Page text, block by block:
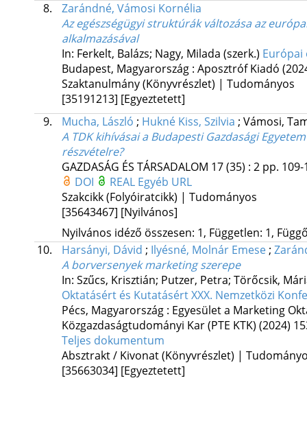
8.
Zarándné, Vámosi Kornélia
Az egészségügyi struktúrák változása az
alkalmazásával
In: Ferkelt, Balázs; Nagy, Milada (szerk.) Európai
Budapest, Magyarország : Aposztróf Kiadó
Szaktanulmány (Könyvrészlet) | Tudományos
[35191213] [Egyeztetett]
9.
Mucha, László ; Hukné Kiss, Szilvia ; Vámosi,
A TDK kihívásai a Budapesti Gazdasági
részvételre?
GAZDASÁG ÉS TÁRSADALOM 17 (35) : 2 pp.
DOI
REAL Egyéb URL
Szakcikk (Folyóiratcikk) | Tudományos
[35643467] [Nyilvános]
Nyilvános idéző összesen: 1, Független: 1,
10.
Harsányi, Dávid ; Ilyésné, Molnár Emese;
A borversenyek marketing szerepe
In: Szűcs, Krisztián; Putzer, Petra; Törőcsik,
Oktatásért és Kutatásért XXX. Nemzetközi
Pécs, Magyarország : Egyesület a Marketing
Közgazdaságtudományi Kar (PTE KTK) (2024)
Teljes dokumentum
Absztrakt / Kivonat (Könyvrészlet) |
[35663034] [Egyeztetett]